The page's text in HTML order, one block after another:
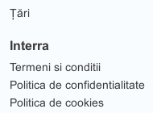
Țări
Interra
Termeni si conditii
Politica de confidentialitate
Politica de cookies